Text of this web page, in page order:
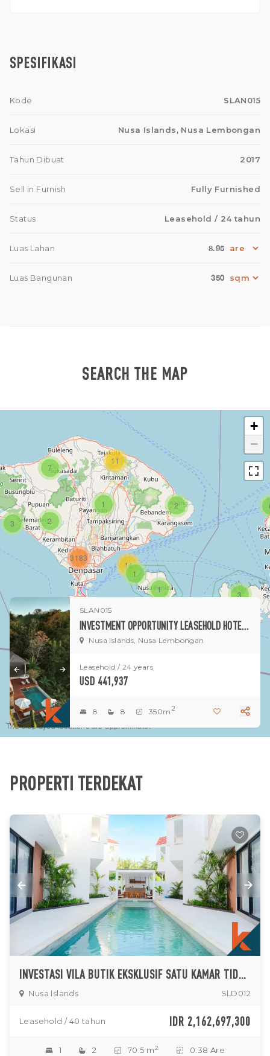
SPESIFIKASI
Kode SLAN015
Lokasi Nusa Islands, Nusa Lembongan
Tahun Dibuat 2017
Sell in Furnish Fully Furnished
Status Leasehold / 24 tahun
Luas Lahan 8.95
Luas Bangunan 350
SEARCH THE MAP
1
1
3
7
2
14
11
3183
1
2
3
+
−
The displayed locations are approximate.
SLAN015
INVESTMENT OPPORTUNITY LEASEHOLD HOTEL & RESORT IN NUSA LEMBONGAN
Nusa Islands, Nusa Lembongan
Leasehold / 24 years
USD 441,937
8 8 350m2
PROPERTI TERDEKAT
INVESTASI VILA BUTIK EKSKLUSIF SATU KAMAR TIDUR UNTUK DISEWAKAN DI NUSA PENIDA
Nusa Islands SLD012
Leasehold / 40 tahun IDR 2,162,697,300
1 2 70.5 m 2 0.38 Are